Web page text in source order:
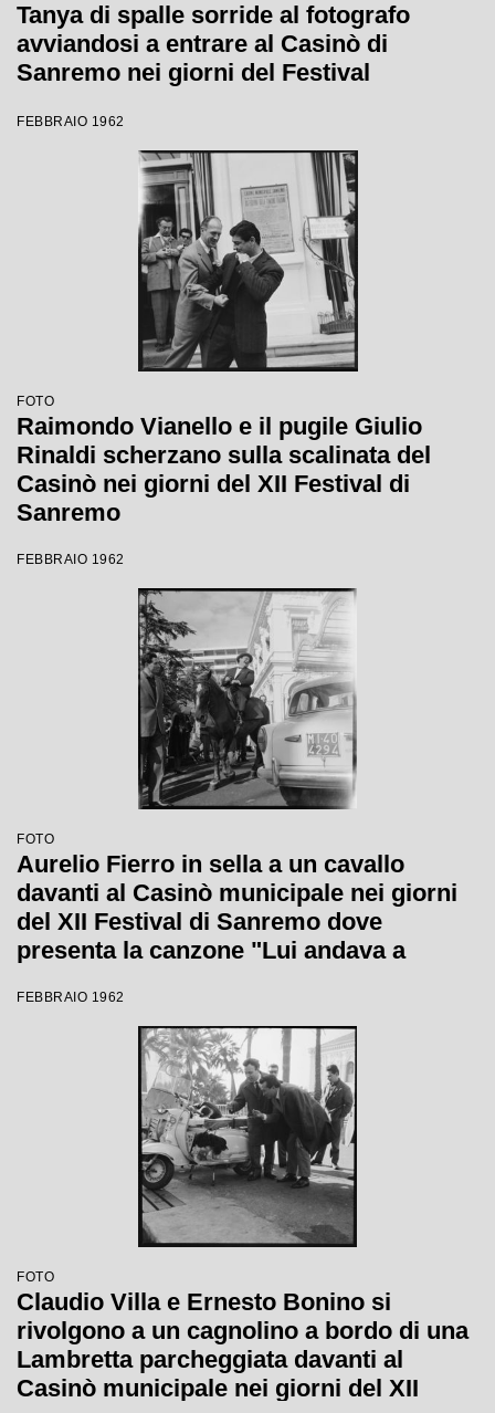
Tanya di spalle sorride al fotografo
avviandosi a entrare al Casinò di
Sanremo nei giorni del Festival
FEBBRAIO 1962
FOTO
Raimondo Vianello e il pugile Giulio
Rinaldi scherzano sulla scalinata del
Casinò nei giorni del XII Festival di
Sanremo
FEBBRAIO 1962
FOTO
Aurelio Fierro in sella a un cavallo
davanti al Casinò municipale nei giorni
del XII Festival di Sanremo dove
presenta la canzone "Lui andava a
FEBBRAIO 1962
FOTO
Claudio Villa e Ernesto Bonino si
rivolgono a un cagnolino a bordo di una
Lambretta parcheggiata davanti al
Casinò municipale nei giorni del XII